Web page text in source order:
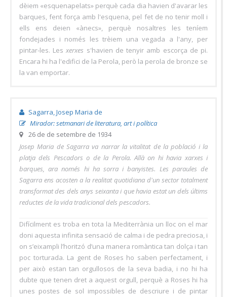
dèiem «esquenapelats» perquè cada dia havien d'avarar les
barques, fent força amb l'esquena, pel fet de no tenir moll i
ells ens deien «ànecs», perquè nosaltres les teníem
fondejades i només les trèiem una vegada a l'any, per
pintar-les. Lesxerxes s'havien de tenyir amb escorça de pi.
Encara hi ha l'edifici de la Perola, però la perola de bronze se
la van emportar.
Sagarra, Josep Maria de
Mirador: setmanari de literatura, art i política
26 de de setembre de 1934
Josep Maria de Sagarra va narrar la vitalitat de la població i la
platja dels Pescadors o de la Perola. Allà on hi havia xarxes i
barques, ara només hi ha sorra i banyistes. Les paraules de
Sagarra ens acosten a la realitat quotidiana d'un sector totalment
transformat des dels anys seixanta i que havia estat un dels últims
reductes de la vida tradicional dels pescadors.
Difícilment es troba en tota la Mediterrània un lloc on el mar
doni aquesta infinita sensació de calma i de pedra preciosa, i
on s’eixampli l’horitzó d’una manera romàntica tan dolça i tan
poc torturada. La gent de Roses ho saben perfectament, i
per això estan tan orgullosos de la seva badia, i no hi ha
dubte que tenen dret a aquest orgull, perquè a Roses hi ha
unes postes de sol impossibles de descriure i de pintar